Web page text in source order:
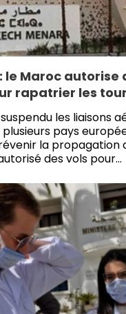
le Maroc autorise
rapatrier les
les liaisons
pays
la propagation
des vols pour…